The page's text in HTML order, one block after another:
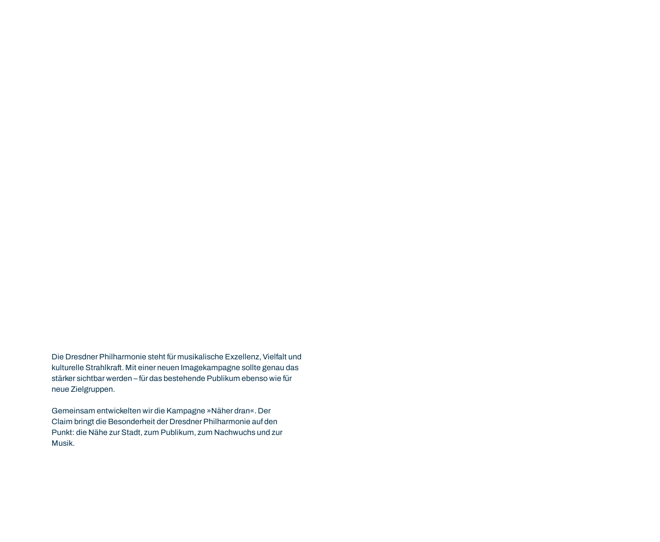
Die Dresdner Philharmonie steht für musikalische Exzellenz, Vielfalt und
kulturelle Strahlkraft. Mit einer neuen Imagekampagne sollte genau das
stärker sichtbar werden – für das bestehende Publikum ebenso wie für
neue Zielgruppen.
Gemeinsam entwickelten wir die Kampagne »Näher dran«. Der
Claim bringt die Besonderheit der Dresdner Philharmonie auf den
Punkt: die Nähe zur Stadt, zum Publikum, zum Nachwuchs und zur
Musik.